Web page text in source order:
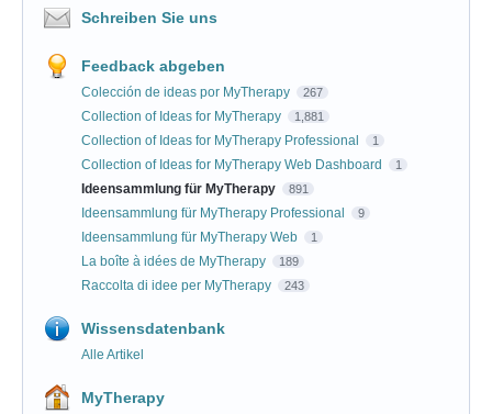
Schreiben Sie uns
Feedback abgeben
Colección de ideas por MyTherapy 267
Collection of Ideas for MyTherapy 1,881
Collection of Ideas for MyTherapy Professional 1
Collection of Ideas for MyTherapy Web Dashboard 1
Ideensammlung für MyTherapy 891
Ideensammlung für MyTherapy Professional 9
Ideensammlung für MyTherapy Web 1
La boîte à idées de MyTherapy 189
Raccolta di idee per MyTherapy 243
Wissensdatenbank
Alle Artikel
MyTherapy